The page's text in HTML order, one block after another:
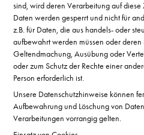
sind, wird deren Verarbeitung auf diese
Daten werden gesperrt und nicht für
z.B. für Daten, die aus handels- oder
aufbewahrt werden müssen oder
Geltendmachung, Ausübung oder
oder zum Schutz der Rechte einer
Person erforderlich ist.
Unsere Datenschutzhinweise können
Aufbewahrung und Löschung von
Verarbeitungen vorrangig gelten.